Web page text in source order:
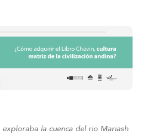
exploraba la cuenca del rio Mariash